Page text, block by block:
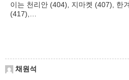
이는 천리안 (404), 지마켓 (407), 한
(417),…
채원석